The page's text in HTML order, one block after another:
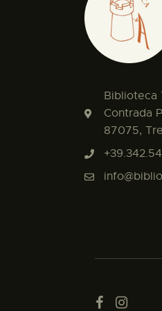
Biblioteca
Contrada
87075,